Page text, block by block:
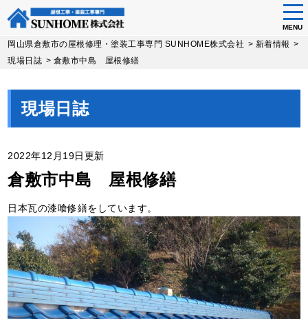
Skip
to
MENU
岡山県倉敷市の屋根修理・塗装工事専門 SUNHOME株式会社 > 新着情報 >
現場日誌 > 倉敷市中島 屋根修繕
現場日誌
2022年12月19日更新
倉敷市中島 屋根修繕
日本瓦の漆喰修繕をしています。